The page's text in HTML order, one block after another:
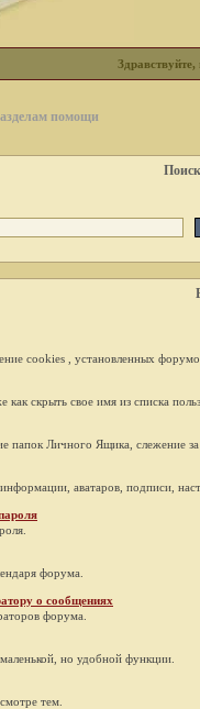
Здравствуйте,
помощи
cookies , установленных
как скрыть свое имя из списка
папок Личного Ящика, слежение
аватаров, подписи,
форума.
о сообщениях
форума.
но удобной функции.
тем.